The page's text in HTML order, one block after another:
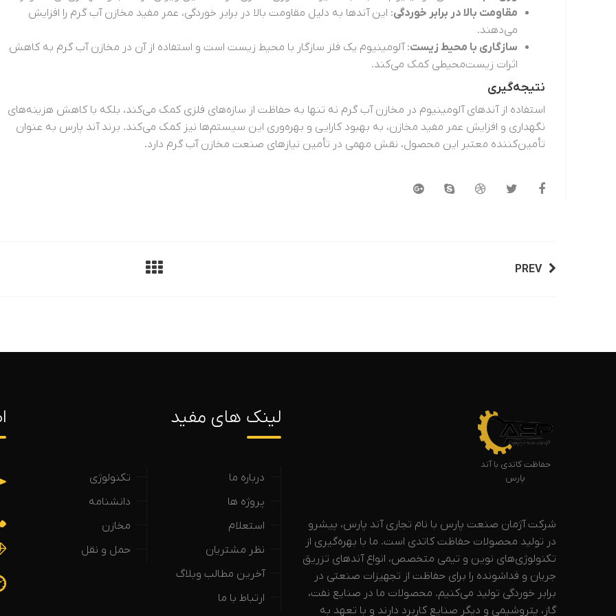
مقاومت بالا در برابر خوردگی: این آندها به دلیل مقاومت بالا در برابر خوردگی، عمر مفید مخازن آب گرم را افزایش
می‌دهند.
سازگاری با محیط زیست: آلومینیوم یک فلز سازگار با محیط زیست است و استفاده از آن در مخازن آب گرم به کاهش
اثرات زیست‌محیطی کمک می‌کند.
نتیجه‌گیری
استفاده از آندهای آلومینیوم در مخازن آب گرم نه تنها به حفاظت از سازه‌های فلزی کمک می‌کند، بلکه با کاهش هزینه‌های
نگهداری و افزایش عمر مفید مخازن، به بهبود کارایی و بهره‌وری این سیستم‌ها نیز کمک می‌کند. برند آند پارس به عنوان
تأمین‌کننده معتبر این محصول، نقش مهمی در تأمین نیازهای صنعت مخازن آب گرم دارد.
PREV
حفاظت کاتدی با آند
پارس
شرکت آژمان صنعت پارس با نام تجاری آند پارس، پیشرو
در تولید محصولات حفاظت کاتدی است. ما با بهره‌گیری از
تکنولوژی‌های نوین و تیمی متخصص، انواع آندهای تزریق
جریان و فداشونده را برای حفاظت از تجهیزات صنعتی در
برابر خوردگی تولید می‌کنیم. محصولات ما در صنایع نفت،
گاز، پتروشیمی و دیگر صنایع کاربرد دارند و با تعهد به
لینک های مفید
تکنولوژی
دانشنامه
مخازن
حمل و نقل
درباره ما
پروژه ها
استعلام
نظر مشتریان
آخرین مطالب وبلاگ
ارتباط با ما